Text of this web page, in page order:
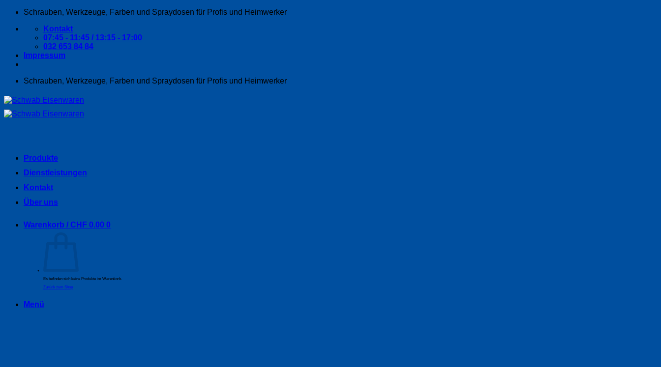
Zum
springen
Schrauben, Werkzeuge, Farben und Spraydosen für Profis und Heimwerker
Kontakt
07:45 - 11:45 / 13:15 - 17:00
032 653 84 84
Impressum
Schrauben, Werkzeuge, Farben und Spraydosen für Profis und Heimwerker
Produkte
Dienstleistungen
Kontakt
Über uns
Warenkorb / CHF 0.00 0
Es befinden sich keine Produkte im Warenkorb.
Zurück zum Shop
Menü